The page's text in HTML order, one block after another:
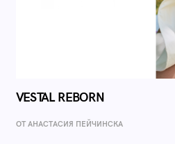
VESTAL REBORN
ОТ AНАСТАСИЯ ПЕЙЧИНСКА